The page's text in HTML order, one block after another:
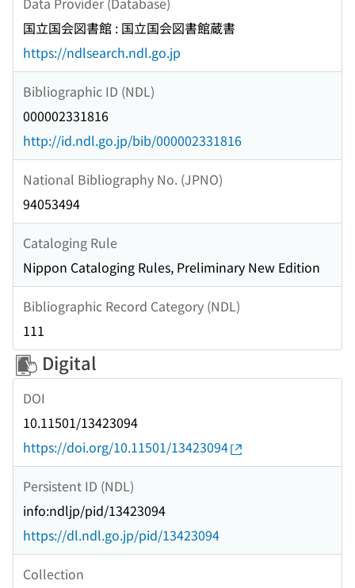
国立国会図書館 : 国立国会図書館蔵書
https://ndlsearch.ndl.go.jp
Bibliographic ID (NDL)
000002331816
http://id.ndl.go.jp/bib/000002331816
National Bibliography No. (JPNO)
94053494
Cataloging Rule
Nippon Cataloging Rules, Preliminary New Edition
Bibliographic Record Category (NDL)
111
Digital
DOI
10.11501/13423094
https://doi.org/10.11501/13423094
Persistent ID (NDL)
info:ndljp/pid/13423094
https://dl.ndl.go.jp/pid/13423094
Collection